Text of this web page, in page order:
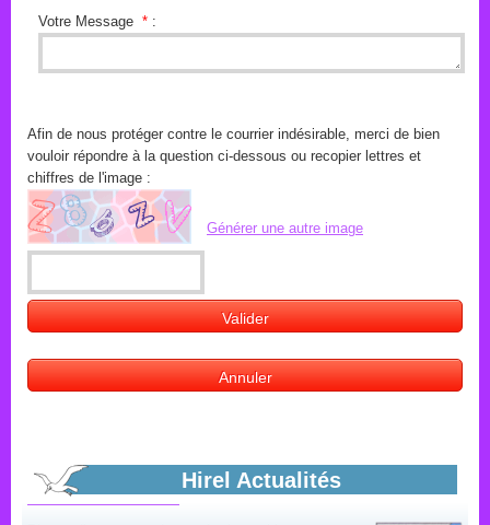
Votre Message * :
Afin de nous protéger contre le courrier indésirable, merci de bien
vouloir répondre à la question ci-dessous ou recopier lettres et
chiffres de l'image :
Générer une autre image
Hirel Actualités
tous les vendredis dans le bourg
En savoir plus...
Horaires d'été mairie
Plages d'ouvertures du secrétariat mairie